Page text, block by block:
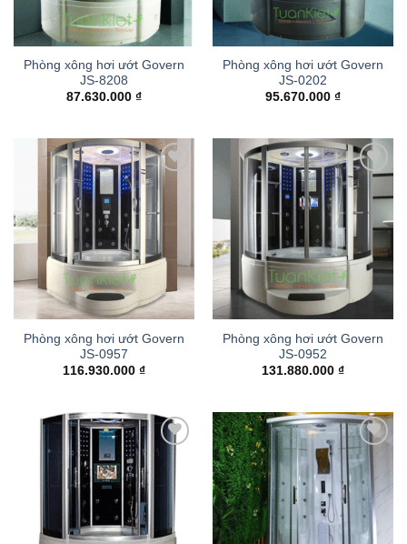
Phòng xông hơi ướt Govern
JS-8208
87.630.000 ₫
Phòng xông hơi ướt Govern
JS-0202
95.670.000 ₫
Add to
Phòng xông hơi ướt Govern
JS-0957
116.930.000 ₫
Add to
wishlist
Phòng xông hơi ướt Govern
JS-0952
131.880.000 ₫
Add to
wishlist
Add to